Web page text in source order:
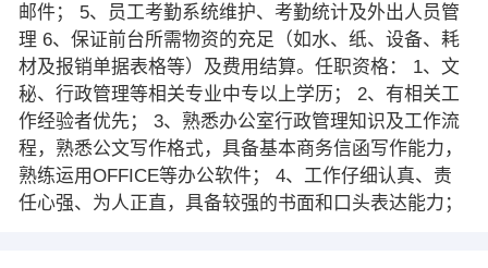
邮件； 5、员工考勤系统维护、考勤统计及外出人员管
理 6、保证前台所需物资的充足（如水、纸、设备、耗
材及报销单据表格等）及费用结算。任职资格： 1、文
秘、行政管理等相关专业中专以上学历； 2、有相关工
作经验者优先； 3、熟悉办公室行政管理知识及工作流
程，熟悉公文写作格式，具备基本商务信函写作能力，
熟练运用OFFICE等办公软件； 4、工作仔细认真、责
任心强、为人正直，具备较强的书面和口头表达能力；